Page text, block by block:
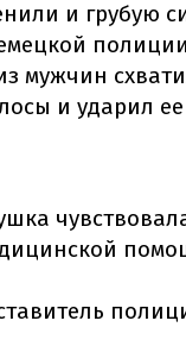
и грубую
мужчин
и ударил